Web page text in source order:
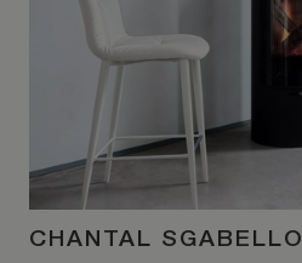
CHANTAL SGABELLO